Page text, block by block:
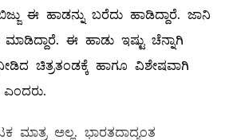
ಈ ಹಾಡನ್ನು ಬರೆದು ಹಾಡಿದ್ದಾರೆ. ಜಾನಿ
ಈ ಹಾಡು ಇಷ್ಟು ಚೆನ್ನಾಗಿ
ಚಿತ್ರತಂಡಕ್ಕೆ ಹಾಗೂ ವಿಶೇಷವಾಗಿ
ಮಾತ್ರ ಅಲ್ಲ. ಭಾರತದಾದ್ಯಂತ